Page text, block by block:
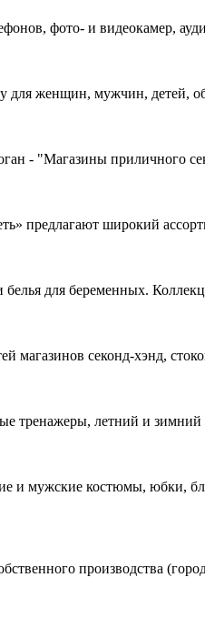
фото- и видеокамер,
для женщин, мужчин, детей,
- "Магазины приличного
предлагают широкий
для беременных.
магазинов секонд-хэнд,
тренажеры, летний и зимний
и мужские костюмы, юбки,
производства